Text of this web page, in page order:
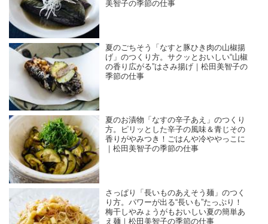
美智子の季節の仕事
夏のごちそう「なすと豚ひき肉の山椒揚
げ」のつくり方。サクッとおいしい“山椒
の香り広がる”はさみ揚げ｜松田美智子の
季節の仕事
夏のお漬物「なすの辛子あえ」のつくり
方。ピリッとした辛子の風味＆青じその
香りがやみつき！ごはんや冷ややっこに
｜松田美智子の季節の仕事
さっぱり「長いものあえそう麺」のつく
り方。パワーが出る“長いも”たっぷり！
梅干しやみょうがもおいしい夏の簡単あ
え麺｜松田美智子の季節の仕事